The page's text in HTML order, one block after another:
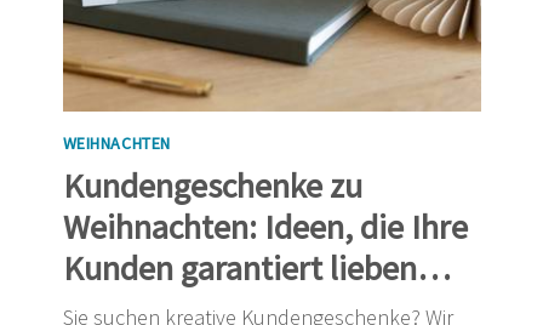
WEIHNACHTEN
Kundengeschenke zu
Weihnachten: Ideen, die Ihre
Kunden garantiert lieben
werden.
Sie suchen kreative Kundengeschenke? Wir